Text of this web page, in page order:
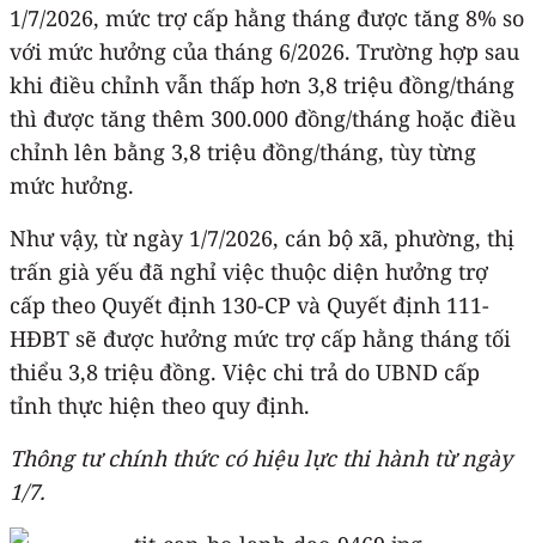
1/7/2026, mức trợ cấp hằng tháng được tăng 8% so
với mức hưởng của tháng 6/2026. Trường hợp sau
khi điều chỉnh vẫn thấp hơn 3,8 triệu đồng/tháng
thì được tăng thêm 300.000 đồng/tháng hoặc điều
chỉnh lên bằng 3,8 triệu đồng/tháng, tùy từng
mức hưởng.
Như vậy, từ ngày 1/7/2026, cán bộ xã, phường, thị
trấn già yếu đã nghỉ việc thuộc diện hưởng trợ
cấp theo Quyết định 130-CP và Quyết định 111-
HĐBT sẽ được hưởng mức trợ cấp hằng tháng tối
thiểu 3,8 triệu đồng. Việc chi trả do UBND cấp
tỉnh thực hiện theo quy định.
Thông tư chính thức có hiệu lực thi hành từ ngày
1/7.